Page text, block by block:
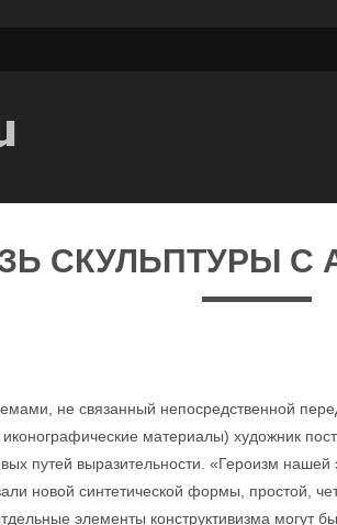
СКУЛЬПТУРЫ С
не связанный непосредственной
материалы) художник
путей выразительности. «Героизм нашей
новой синтетической формы, простой,
элементы конструктивизма могут